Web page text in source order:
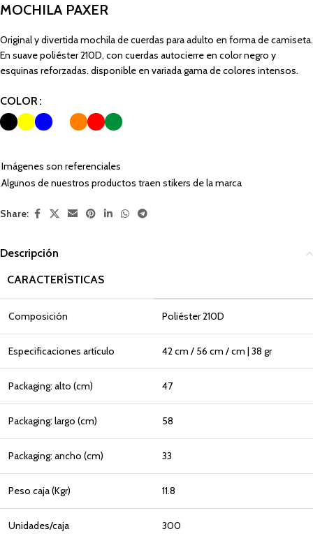
MOCHILA PAXER
Original y divertida mochila de cuerdas para adulto en forma de camiseta.
En suave poliéster 210D, con cuerdas autocierre en color negro y
esquinas reforzadas. disponible en variada gama de colores intensos.
COLOR
Imágenes son referenciales
Algunos de nuestros productos traen stikers de la marca
Share:
Descripción
CARACTERÍSTICAS
Composición Poliéster 210D
Especificaciones artículo 42 cm / 56 cm / cm | 38 gr
Packaging: alto (cm) 47
Packaging: largo (cm) 58
Packaging: ancho (cm) 33
Peso caja (Kgr) 11.8
Unidades/caja 300